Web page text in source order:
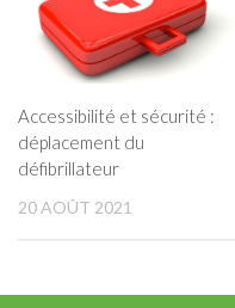
Accessibilité et sécurité :
déplacement du
défibrillateur
20 AOÛT 2021